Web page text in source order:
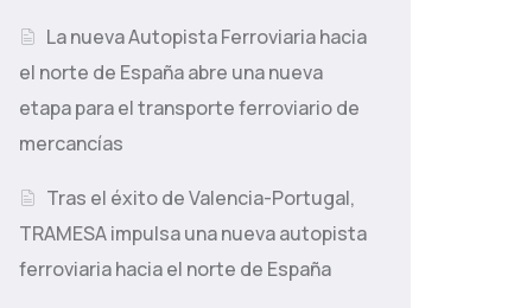
La nueva Autopista Ferroviaria hacia
el norte de España abre una nueva
etapa para el transporte ferroviario de
mercancías
Tras el éxito de Valencia-Portugal,
TRAMESA impulsa una nueva autopista
ferroviaria hacia el norte de España